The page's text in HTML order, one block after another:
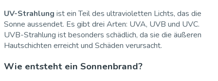
UV-Strahlung ist ein Teil des ultravioletten Lichts, das die
Sonne aussendet. Es gibt drei Arten: UVA, UVB und UVC.
UVB-Strahlung ist besonders schädlich, da sie die äußeren
Hautschichten erreicht und Schäden verursacht.
Wie entsteht ein Sonnenbrand?